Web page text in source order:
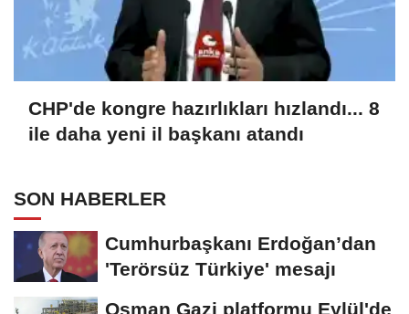
CHP'de kongre hazırlıkları hızlandı... 8
ile daha yeni il başkanı atandı
SON HABERLER
Cumhurbaşkanı Erdoğan’dan
'Terörsüz Türkiye' mesajı
Osman Gazi platformu Eylül'de